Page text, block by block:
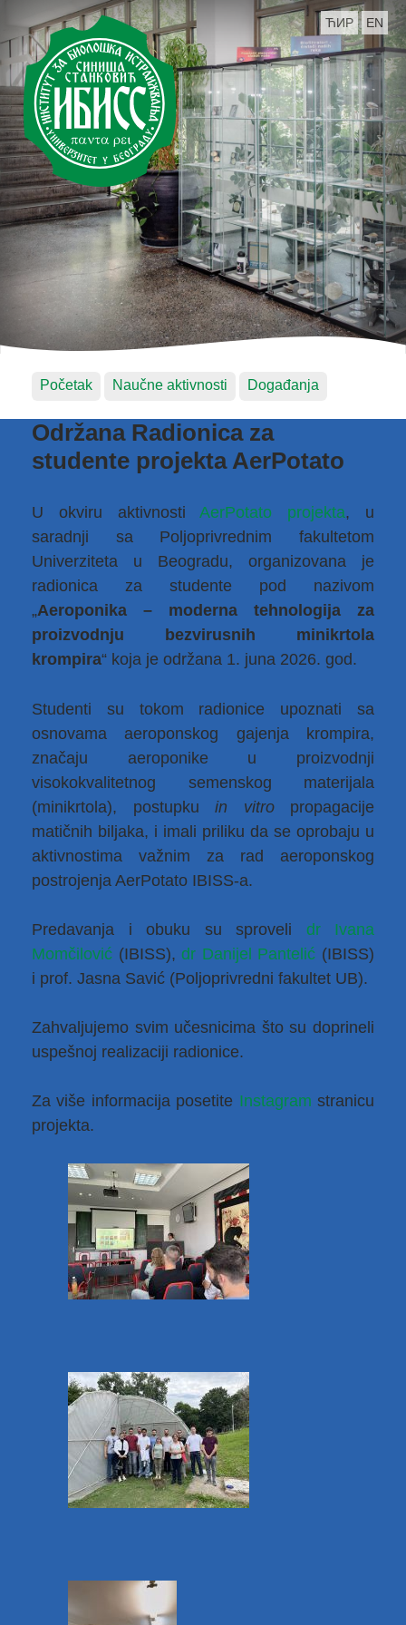
ЋИР EN
Početak Naučne aktivnosti Događanja
Održana Radionica za
studente projekta AerPotato
U okviru aktivnostiAerPotato projekta, u
saradnji sa Poljoprivrednim fakultetom
Univerziteta u Beogradu, organizovana je
radionica za studente pod nazivom
„Aeroponika – moderna tehnologija za
proizvodnju bezvirusnih minikrtola
krompira“ koja je održana 1. juna 2026. god.
Studenti su tokom radionice upoznati sa
osnovama aeroponskog gajenja krompira,
značaju aeroponike u proizvodnji
visokokvalitetnog semenskog materijala
(minikrtola), postupku in vitropropagacije
matičnih biljaka, i imali priliku da se oprobaju u
aktivnostima važnim za rad aeroponskog
postrojenja AerPotato IBISS-a.
Predavanja i obuku su sproveli dr Ivana
Momčilović (IBISS),dr Danijel Pantelić (IBISS)
i prof. Jasna Savić (Poljoprivredni fakultet UB).
Zahvaljujemo svim učesnicima što su doprineli
uspešnoj realizaciji radionice.
Za više informacija posetite Instagram stranicu
projekta.